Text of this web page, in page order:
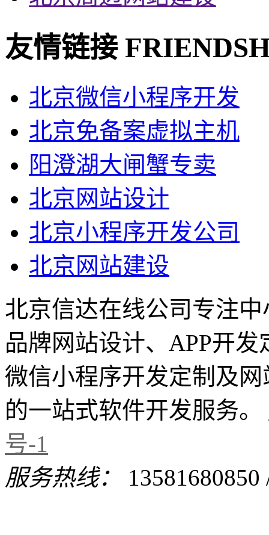
友情链接
北京微信小程序开发
北京免备案虚拟主机
阳澄湖大闸蟹专卖
北京网站设计
北京小程序开发公司
北京网站建设
北京信达在线公司专注
品牌网站设计、APP开
微信小程序开发定制及
的一站式软件开发服务。
号-1
服务热线：